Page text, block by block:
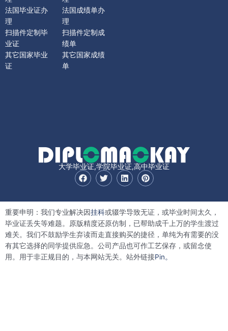
法国毕业证办
理
扫描件定制毕
业证
其它国家毕业
证
法国成绩单办
理
扫描件定制成
绩单
其它国家成绩
单
大学毕业证,学院毕业证,高中毕业证
F
a
o
o
k
T
w
t
e
r
L
i
d
i
n
P
i
r
e
s
t
重要申明：我们专业解决因挂科或辍学导致无证，或毕业时间太久，
毕业证丢失等难题。原版精度还原仿制，已帮助成千上万的学生渡过
难关。我们不鼓励学生弃读而走直接购买的捷径，单纯为有需要的没
有其它选择的同学提供应急。公司产品也可作工艺保存，或留念使
用。用于非正规目的，与本网站无关。站外链接Pin。